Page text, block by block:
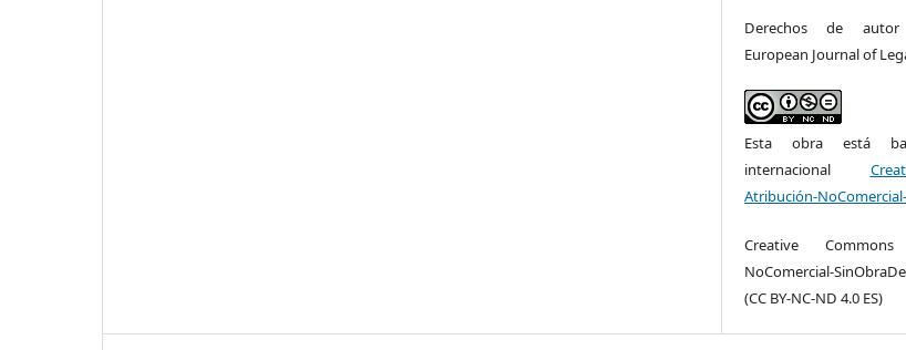
Derechos de autor
European Journal of
Esta obra está
internacional
Atribución-
Creative Commons
NoComercial-
(CC BY-NC-ND 4.0 ES)